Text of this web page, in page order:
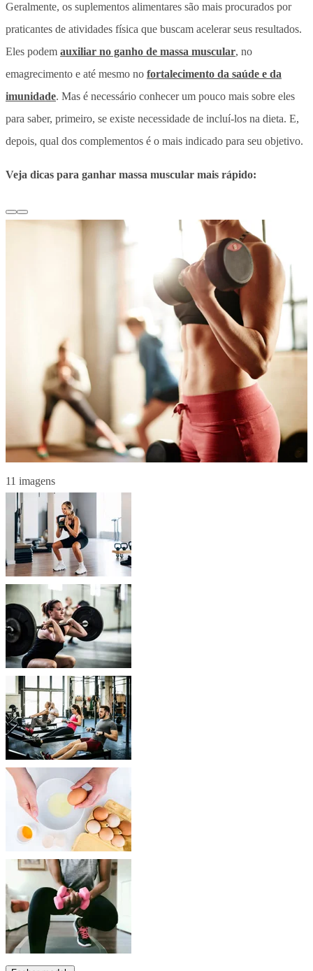
Geralmente, os suplementos alimentares são mais procurados por
praticantes de atividades física que buscam acelerar seus resultados.
Eles podem auxiliar no ganho de massa muscular, no
emagrecimento e até mesmo no fortalecimento da saúde e da
imunidade. Mas é necessário conhecer um pouco mais sobre eles
para saber, primeiro, se existe necessidade de incluí-los na dieta. E,
depois, qual dos complementos é o mais indicado para seu objetivo.
Veja dicas para ganhar massa muscular mais rápido:
11 imagens